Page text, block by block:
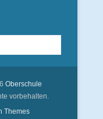
Oberschule
vorbehalten.
Themes